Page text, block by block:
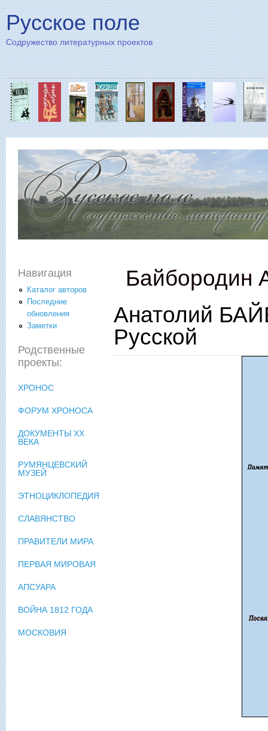
Русское поле
Содружество литературных проектов
Байбородин
Анатолий
Русской
Навигация
Каталог авторов
Последние
обновления
Заметки
Родственные
проекты:
ХРОНОС
ФОРУМ ХРОНОСА
ДОКУМЕНТЫ XX
ВЕКА
РУМЯНЦЕВСКИЙ
МУЗЕЙ
ЭТНОЦИКЛОПЕДИЯ
СЛАВЯНСТВО
ПРАВИТЕЛИ МИРА
ПЕРВАЯ МИРОВАЯ
АПСУАРА
ВОЙНА 1812 ГОДА
МОСКОВИЯ